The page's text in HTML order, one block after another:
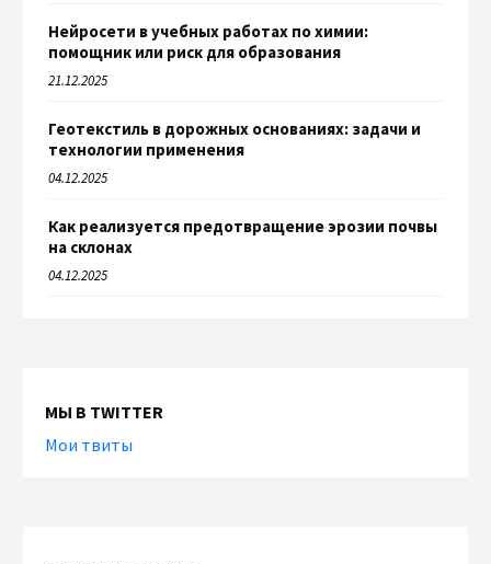
Нейросети в учебных работах по химии:
помощник или риск для образования
21.12.2025
Геотекстиль в дорожных основаниях: задачи и
технологии применения
04.12.2025
Как реализуется предотвращение эрозии почвы
на склонах
04.12.2025
МЫ В TWITTER
Мои твиты